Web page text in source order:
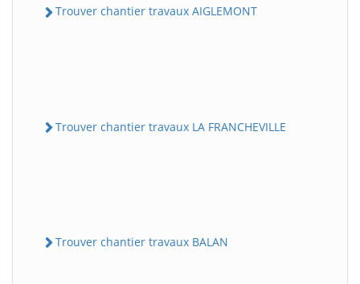
Trouver chantier travaux AIGLEMONT
Trouver chantier travaux LA FRANCHEVILLE
Trouver chantier travaux BALAN